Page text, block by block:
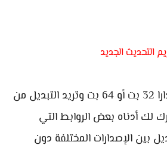
إذا كنت تستخدم إصدارا 32 بت أو 64 بت وتريد التبديل من
لك أدناه بعض الروابط التي
بين الإصدارات المختلفة دون